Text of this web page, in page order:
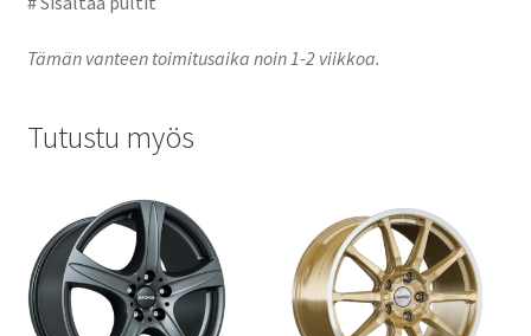
Tämän vanteen toimitusaika noin 1-2 viikkoa.
Tutustu myös